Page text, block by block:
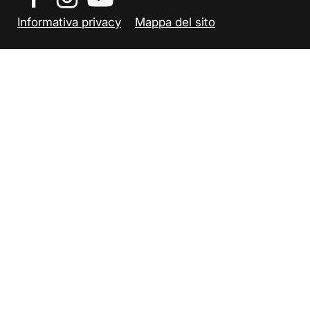
Informativa privacy Mappa del sito